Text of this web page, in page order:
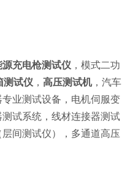
源充电枪测试仪 ，模式二功
测试仪 ，高压测试机，汽车
业测试设备，电机伺服变
试系统，线材连接器测试
间测试仪），多通道高压